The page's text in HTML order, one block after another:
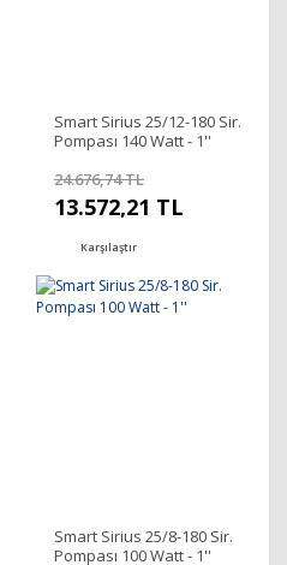
Smart Sirius 25/12-180 Sir.
Pompası 140 Watt - 1''
24.676,74 TL
13.572,21 TL
Karşılaştır
Smart Sirius 25/8-180 Sir.
Pompası 100 Watt - 1''